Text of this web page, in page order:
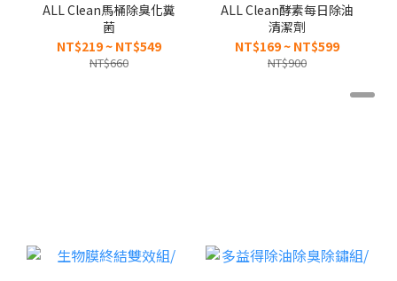
ALL Clean馬桶除臭化糞
菌
NT$219 ~ NT$549
NT$660
ALL Clean酵素每日除油
清潔劑
NT$169 ~ NT$599
NT$900